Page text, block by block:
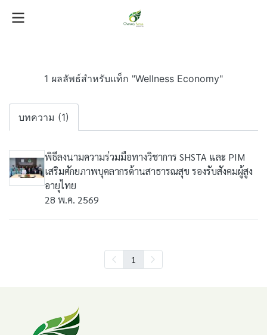
1 ผลลัพธ์สำหรับแท็ก "Wellness Economy"
บทความ (1)
พิธีลงนามความร่วมมือทางวิชาการ SHSTA และ PIM
เสริมศักยภาพบุคลากรด้านสาธารณสุข รองรับสังคมผู้สูง
อายุไทย
28 พ.ค. 2569
1